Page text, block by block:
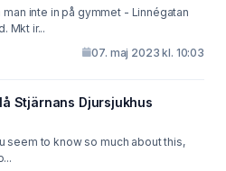
inte in på gymmet - Linnégatan
Mkt ir...
07. maj 2023 kl. 10:03
Stjärnans Djursjukhus
seem to know so much about this,